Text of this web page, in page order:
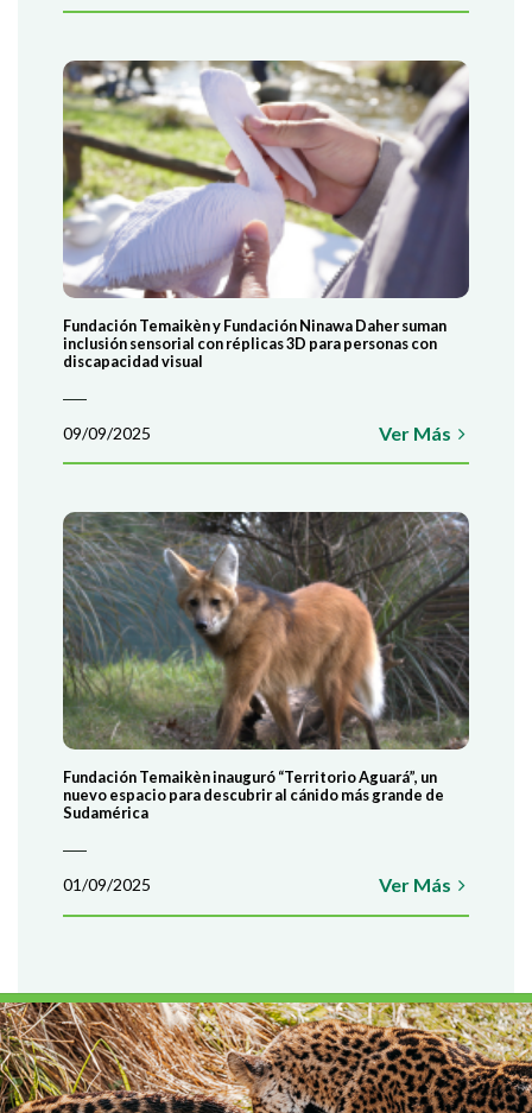
Fundación Temaikèn y Fundación Ninawa Daher suman
inclusión sensorial con réplicas 3D para personas con
discapacidad visual
09/09/2025 Ver Más
Fundación Temaikèn inauguró “Territorio Aguará”, un
nuevo espacio para descubrir al cánido más grande de
Sudamérica
01/09/2025 Ver Más